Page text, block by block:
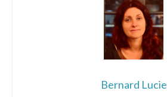
Bernard Lucie